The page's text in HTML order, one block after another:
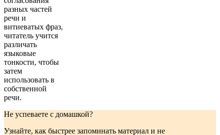
разных частей
речи и
витиеватых фраз,
читатель учится
различать
языковые
тонкости, чтобы
затем
использовать в
собственной
речи.
Не успеваете с домашкой?
Узнайте, как быстрее запоминать материал и не